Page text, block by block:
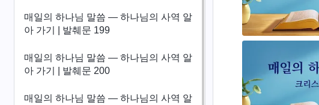
매일의 하나님 말씀 ― 하나님의 사역 알
아 가기 | 발췌문 199
매일의 하나님 말씀 ― 하나님의 사역 알
아 가기 | 발췌문 200
매일의 하나님 말씀 ― 하나님의 사역 알